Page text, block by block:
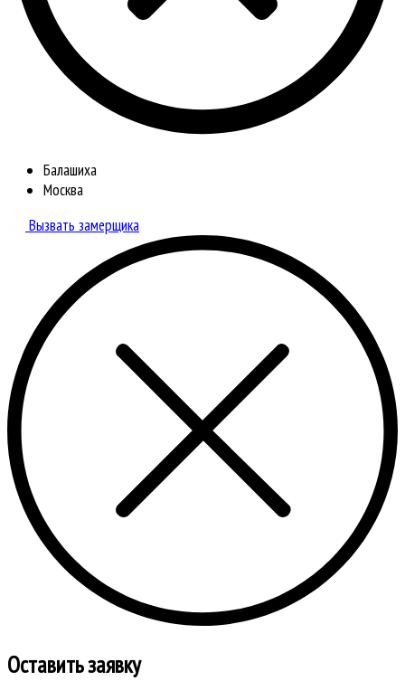
Балашиха
Москва
Вызвать замерщика
Оставить заявку